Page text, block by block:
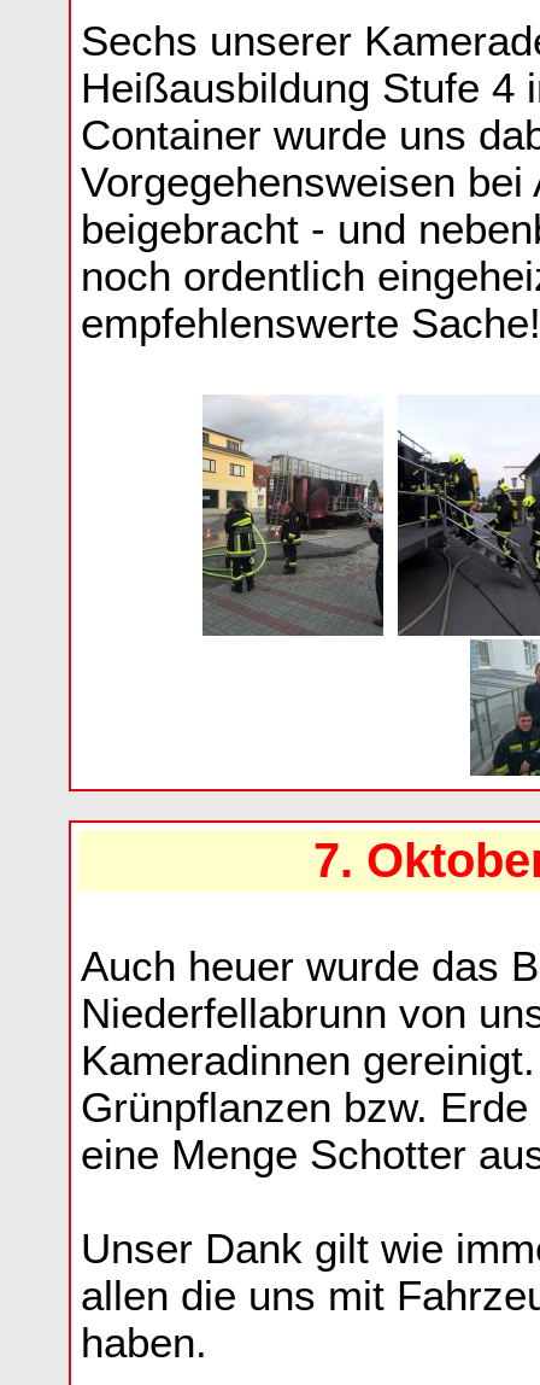
Sechs unserer
Heißausbildung Stufe 4
Container wurde uns
Vorgegehensweisen
beigebracht - und
noch ordentlich
empfehlenswerte
7.
Auch heuer wurde das
Niederfellabrunn von
Kameradinnen
Grünpflanzen bzw.
eine Menge Schotter
Unser Dank gilt wie
allen die uns mit
haben.